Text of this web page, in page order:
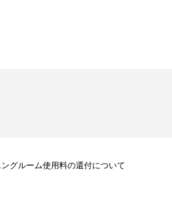
グルーム使用料の還付について